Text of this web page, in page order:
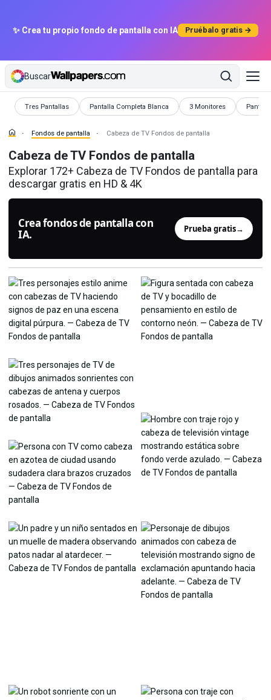
✨ Crea tu propio fondo de pantalla con IA Pruébalo gratis →
Buscar
Tres Pantallas
Fondos de pantalla Pantalla Completa Blanca
Fondos de pantalla 3 Monitores
Fondos de pantallaFondos
Fondos de pantalla Cabeza de TV Fondos de pantalla
Cabeza de TV Fondos de pantalla
Explorar 172+ Cabeza de TV Fondos de pantalla para
descargar gratis en HD & 4K
Crea fondos de pantalla con
IA.
Prueba gratis→